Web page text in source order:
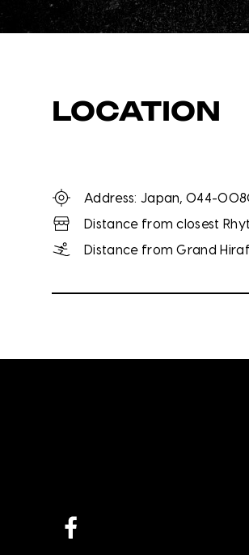
LOCATION
Address: Japan, 044-
Distance from closest
Distance from Grand
Facebook